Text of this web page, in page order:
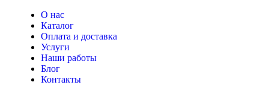
О нас
Каталог
Оплата и доставка
Услуги
Наши работы
Блог
Контакты